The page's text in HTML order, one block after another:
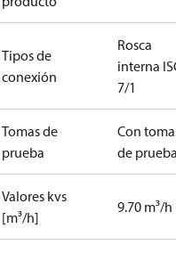
Tipos de
conexión
Rosca
interna
7/1
Tomas de
prueba
Con
de
Valores kvs
[m³/h]
9.70 m³/h